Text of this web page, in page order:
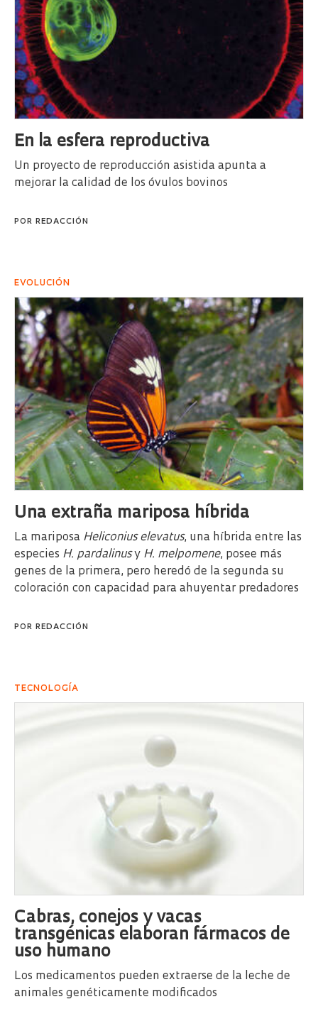
En la esfera reproductiva
Un proyecto de reproducción asistida apunta a
mejorar la calidad de los óvulos bovinos
POR REDACCIÓN
EVOLUCIÓN
Una extraña mariposa híbrida
La mariposa Heliconius elevatus, una híbrida entre las
especies H. pardalinusy H. melpomene, posee más
genes de la primera, pero heredó de la segunda su
coloración con capacidad para ahuyentar predadores
POR REDACCIÓN
TECNOLOGÍA
Cabras, conejos y vacas
transgénicas elaboran fármacos de
uso humano
Los medicamentos pueden extraerse de la leche de
animales genéticamente modificados